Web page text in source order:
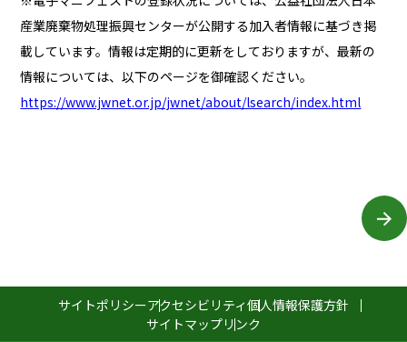
産業廃棄物処理振興センターが公開する加入者情報に基づき掲
載しています。情報は定期的に更新をしておりますが、最新の
情報については、以下のページを御確認ください。
https://www.jwnet.or.jp/jwnet/about/lsearch/index.html
サイトポリシーアクセシビリティ個人情報保護方針
サイトマップリンク